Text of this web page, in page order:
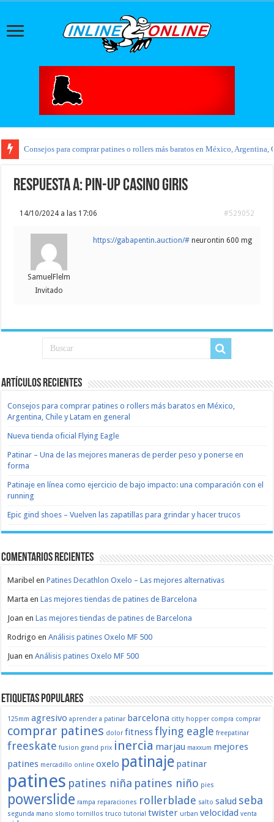
Consejos para comprar patines o rollers más baratos en México, Argentina,
Respuesta a: pin-up casino giris
14/10/2024 a las 17:06 #529052
SamuelFlelm
Invitado
https://gabapentin.auction/# neurontin 600 mg
Artículos recientes
Consejos para comprar patines o rollers más baratos en México,
Argentina, Chile y Latam en general
Nueva tienda oficial Flying Eagle
Patinar – Una de las mejores maneras de perder peso y ponerse en
forma
Patinaje en línea como ejercicio de bajo impacto: una comparación con el
running
Epic gind shoes – Vuelven las zapatillas para grindar y hacer trucos
Comentarios recientes
Maribel enPatines Decathlon Oxelo – Las mejores alternativas
Marta enLas mejores tiendas de patines de Barcelona
Joan enLas mejores tiendas de patines de Barcelona
Rodrigo enAnálisis patines Oxelo MF 500
Juan enAnálisis patines Oxelo MF 500
Etiquetas populares
125mm agresivo aprender a patinar barcelona citty hopper compra comprar
comprar patines dolor fitnessflying eagle freepatinar
freeskate fusion grand prix inercia marjau maxxum mejores
patines mercadillo online oxelo patinaje patinar
patines patines niña patines niño pies
powerslide rampa reparaciones rollerblade salto salud seba
segunda mano slomo tornillos truco tutorial twister urban velocidad venta